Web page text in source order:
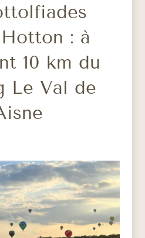
: à
10 km du
Le Val de